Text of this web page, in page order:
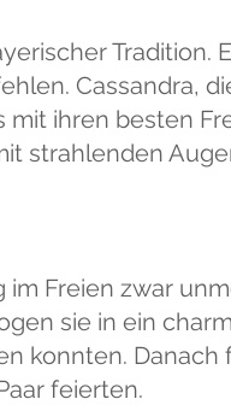
Tradition.
Cassandra,
ihren besten
strahlenden
Freien zwar
sie in ein
konnten. Danach
feierten.